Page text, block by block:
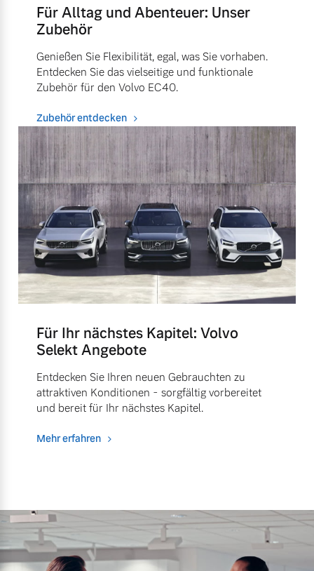
Für Alltag und Abenteuer: Unser
Zubehör
Genießen Sie Flexibilität, egal, was Sie vorhaben.
Entdecken Sie das vielseitige und funktionale
Zubehör für den Volvo EC40.
Zubehör entdecken
Für Ihr nächstes Kapitel: Volvo
Selekt Angebote
Entdecken Sie Ihren neuen Gebrauchten zu
attraktiven Konditionen - sorgfältig vorbereitet
und bereit für Ihr nächstes Kapitel.
Mehr erfahren